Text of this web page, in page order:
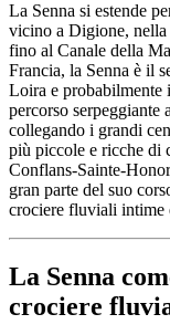
La Senna si estende
vicino a Digione, nella
fino al Canale della
Francia, la Senna è il
Loira e probabilmente
percorso serpeggiante
collegando i grandi
più piccole e ricche di
Conflans-Sainte-
gran parte del suo
crociere fluviali intime
La Senna
crociere